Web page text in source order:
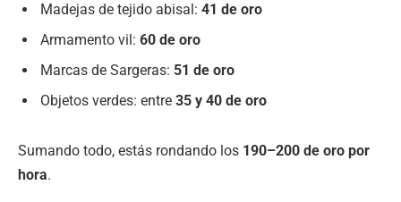
Madejas de tejido abisal: 41 de oro
Armamento vil: 60 de oro
Marcas de Sargeras: 51 de oro
Objetos verdes: entre 35 y 40 de oro
Sumando todo, estás rondando los 190–200 de oro por
hora.